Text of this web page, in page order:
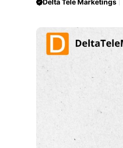
Delta Tele Marketings